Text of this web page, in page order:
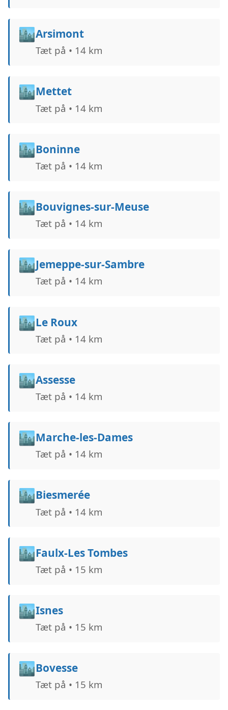
🏙️Arsimont
Tæt på • 14 km
🏙️Mettet
Tæt på • 14 km
🏙️Boninne
Tæt på • 14 km
🏙️Bouvignes-sur-Meuse
Tæt på • 14 km
🏙️Jemeppe-sur-Sambre
Tæt på • 14 km
🏙️Le Roux
Tæt på • 14 km
🏙️Assesse
Tæt på • 14 km
🏙️Marche-les-Dames
Tæt på • 14 km
🏙️Biesmerée
Tæt på • 14 km
🏙️Faulx-Les Tombes
Tæt på • 15 km
🏙️Isnes
Tæt på • 15 km
🏙️Bovesse
Tæt på • 15 km